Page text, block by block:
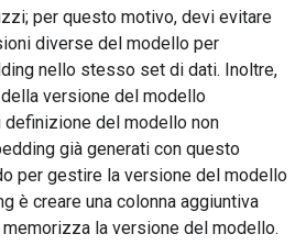
per questo motivo, devi evitare
diverse del modello per
nello stesso set di dati. Inoltre,
versione del modello
del modello non
già generati con questo
per gestire la versione del modello
è creare una colonna aggiuntiva
la versione del modello.